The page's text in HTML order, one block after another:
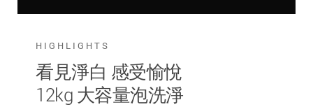
HIGHLIGHTS
看見淨白 感受愉悅
12kg 大容量泡洗淨